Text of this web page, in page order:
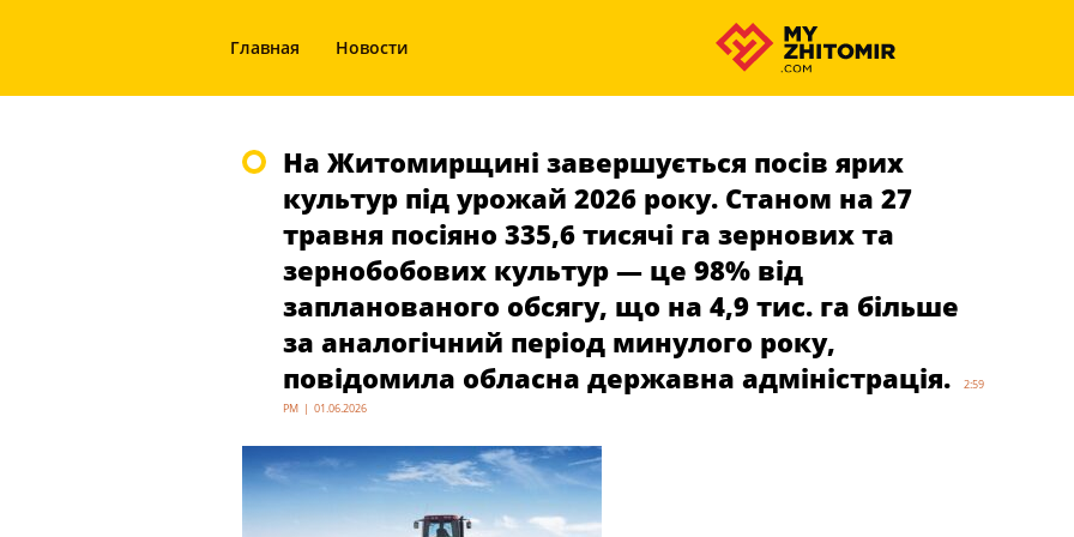
Главная Новости
На Житомирщині завершується посів ярих
культур під урожай 2026 року. Станом на 27
травня посіяно 335,6 тисячі га зернових та
зернобобових культур — це 98% від
запланованого обсягу, що на 4,9 тис. га більше
за аналогічний період минулого року,
повідомила обласна державна адміністрація.
2:59
PM | 01.06.2026